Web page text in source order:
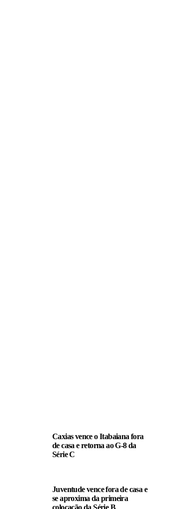
Caxias vence o Itabaiana fora
de casa e retorna ao G-8 da
Série C
Juventude vence fora de casa e
se aproxima da primeira
colocação da Série B